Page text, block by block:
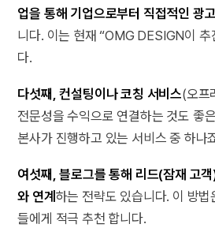
업을 통해 기업으로부터 직접적인 광
니다. 이는 현재 “OMG DESIGN이 추
다.
다섯째, 컨설팅이나 코칭 서비스(오프
전문성을 수익으로 연결하는 것도 좋
본사가 진행하고 있는 서비스 중 하나
여섯째, 블로그를 통해 리드(잠재 고
와 연계 하는 전략도 있습니다. 이 방
들에게 적극 추천 합니다.